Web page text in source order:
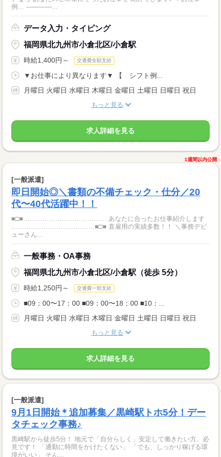
例… ――――...
データ入力・タイピング
福岡県北九州市小倉北区/小倉駅
時給1,400円～ 交通費全額支給
▼お仕事により異なります▼ 【 シフト例...
月曜日 火曜日 水曜日 木曜日 金曜日 土曜日 日曜日 祝日
もっと見る
求人詳細を見る
1週間以内公開
[一般派遣]
即日開始◎＼書類の不備チェック・仕分／20
代〜40代活躍中！！
■□■………………………………… あなたに合ったお仕事紹介します
…………………………………■□■ 直雇用の実績多数！！ ＼事務デビ
ューさん...
一般事務・OA事務
福岡県北九州市小倉北区/小倉駅（徒歩 5分）
時給1,250円～ 交通費一部支給
■09：00〜17：00 ■09：00〜18：00 ■10：...
月曜日 火曜日 水曜日 木曜日 金曜日 土曜日 日曜日 祝日
もっと見る
求人詳細を見る
[一般派遣]
9月1日開始＊追加募集／黒崎駅トホ5分！デー
タチェック事務♪
黒崎駅から徒歩5分！ 地元で「自分らしく」安定して働きたい方、必
見です！ 「通勤に時間をかけたくない」 「でも、しっかり稼げる環
境がいい」 そん...